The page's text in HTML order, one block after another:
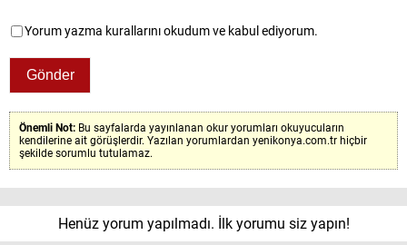
Yorum yazma kurallarını okudum ve kabul ediyorum.
Önemli Not: Bu sayfalarda yayınlanan okur yorumları okuyucuların
kendilerine ait görüşlerdir. Yazılan yorumlardan yenikonya.com.tr hiçbir
şekilde sorumlu tutulamaz.
Henüz yorum yapılmadı. İlk yorumu siz yapın!